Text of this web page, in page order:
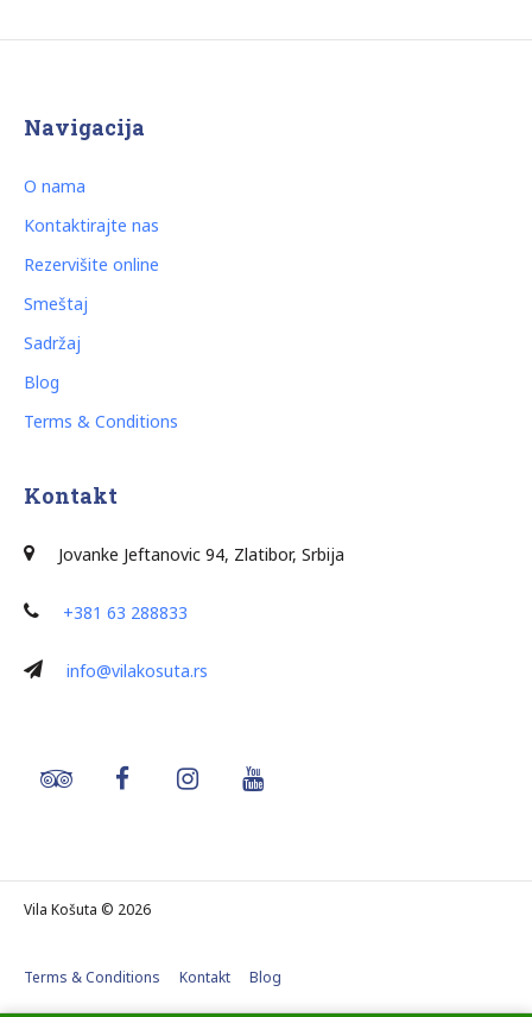
Navigacija
O nama
Kontaktirajte nas
Rezervišite online
Smeštaj
Sadržaj
Blog
Terms & Conditions
Kontakt
Jovanke Jeftanovic 94, Zlatibor, Srbija
+381 63 288833
info@vilakosuta.rs
Vila Košuta © 2026
Terms & Conditions Kontakt Blog